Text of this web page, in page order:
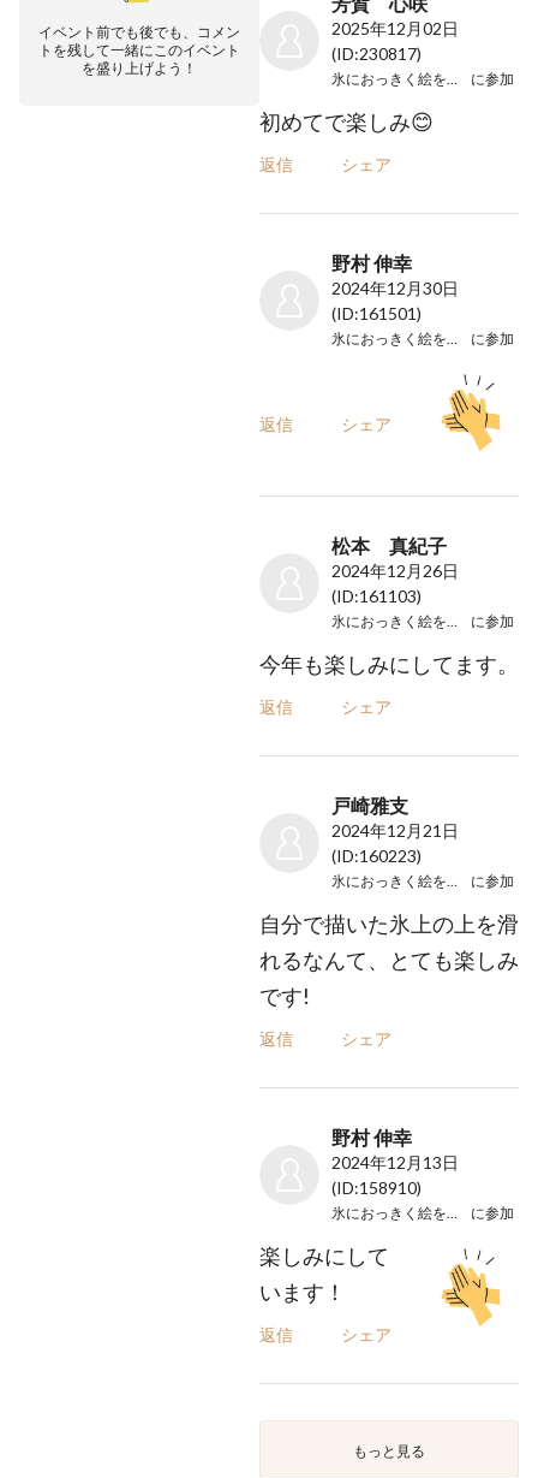
イベント前でも後でも、コメン
トを残して一緒にこのイベント
を盛り上げよう！
2025年12月02日
(ID:230817)
に参加
初めてで楽しみ😊
返信 シェア
野村 伸幸
2024年12月30日
(ID:161501)
に参加
返信 シェア
松本 真紀子
2024年12月26日
(ID:161103)
氷におっきく絵を描こう！ に参加
今年も楽しみにしてます。
返信 シェア
戸崎雅支
2024年12月21日
(ID:160223)
氷におっきく絵を描こう！ に参加
自分で描いた氷上の上を滑
れるなんて、とても楽しみ
です!
返信 シェア
野村 伸幸
2024年12月13日
(ID:158910)
氷におっきく絵を描こう！ に参加
楽しみにして
います！
返信 シェア
もっと見る